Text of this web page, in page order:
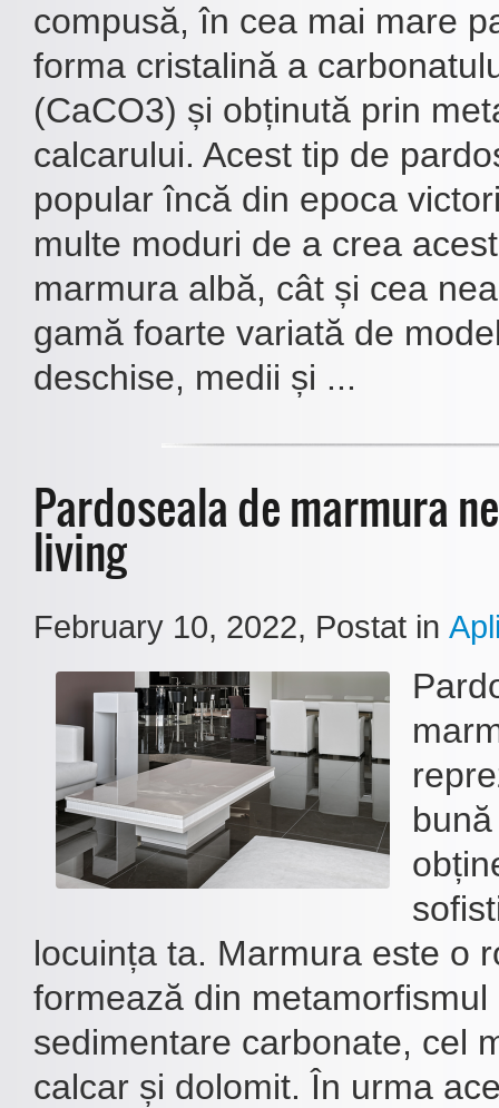
compusă, în cea mai mare
forma cristalină a
(CaCO3) și obținută prin
calcarului. Acest tip de
popular încă din epoca
multe moduri de a crea
marmura albă, cât și cea
gamă foarte variată de
deschise, medii și ...
Pardoseala de marmura
living
February 10, 2022, Postat in
locuința ta. Marmura este o
formează din metamorfismul
sedimentare carbonate, cel
calcar și dolomit. În urma